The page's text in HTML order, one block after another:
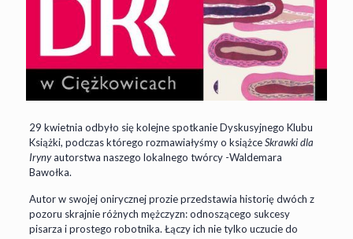
29 kwietnia odbyło się kolejne spotkanie Dyskusyjnego Klubu
Książki, podczas którego rozmawiałyśmy o książceSkrawki dla
Irynyautorstwa naszego lokalnego twórcy -Waldemara
Bawołka.
Autor w swojej onirycznej prozie przedstawia historię dwóch z
pozoru skrajnie różnych mężczyzn: odnoszącego sukcesy
pisarza i prostego robotnika. Łączy ich nie tylko uczucie do